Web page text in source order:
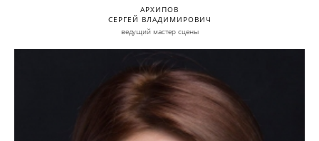
АРХИПОВ
СЕРГЕЙ ВЛАДИМИРОВИЧ
ведущий мастер сцены